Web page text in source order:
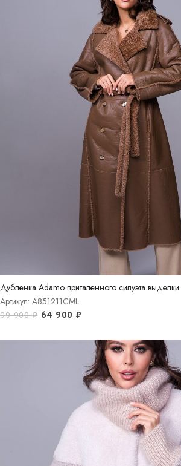
Дубленка Adamo приталенного силуэта
Артикул: A851211CML
99 900₽ 64 900 ₽